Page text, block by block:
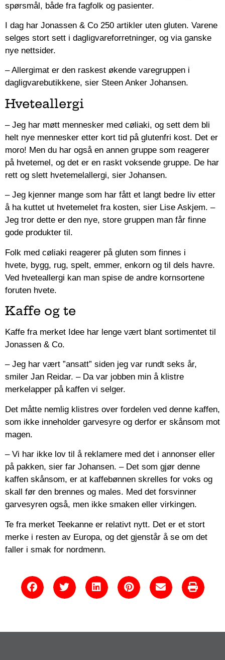
spørsmål, både fra fagfolk og pasienter.
I dag har Jonassen & Co 250 artikler uten gluten. Varene
selges stort sett i dagligvareforretninger, og via ganske
nye nettsider.
– Allergimat er den raskest økende varegruppen i
dagligvarebutikkene, sier Steen Anker Johansen.
Hveteallergi
– Jeg har møtt mennesker med cøliaki, og sett dem bli
helt nye mennesker etter kort tid på glutenfri kost. Det er
moro! Men du har også en annen gruppe som reagerer
på hvetemel, og det er en raskt voksende gruppe. De har
rett og slett hvetemelallergi, sier Johansen.
– Jeg kjenner mange som har fått et langt bedre liv etter
å ha kuttet ut hvetemelet fra kosten, sier Lise Askjem. –
Jeg tror dette er den nye, store gruppen man får finne
gode produkter til.
Folk med cøliaki reagerer på gluten som finnes i
hvete, bygg, rug, spelt, emmer, enkorn og til dels havre.
Ved hveteallergi kan man spise de andre kornsortene
foruten hvete.
Kaffe og te
Kaffe fra merket Idee har lenge vært blant sortimentet til
Jonassen & Co.
– Jeg har vært ”ansatt” siden jeg var rundt seks år,
smiler Jan Reidar. – Da var jobben min å klistre
merkelapper på kaffen vi selger.
Det måtte nemlig klistres over fordelen ved denne kaffen,
som ikke inneholder garvesyre og derfor er skånsom mot
magen.
– Vi har ikke lov til å reklamere med det i annonser eller
på pakken, sier far Johansen. – Det som gjør denne
kaffen skånsom, er at kaffebønnen skrelles for voks og
skall før den brennes og males. Med det forsvinner
garvesyren også, men ikke smaken eller virkingen.
Te fra merket Teekanne er relativt nytt. Det er et stort
merke i resten av Europa, og det gjenstår å se om det
faller i smak for nordmenn.